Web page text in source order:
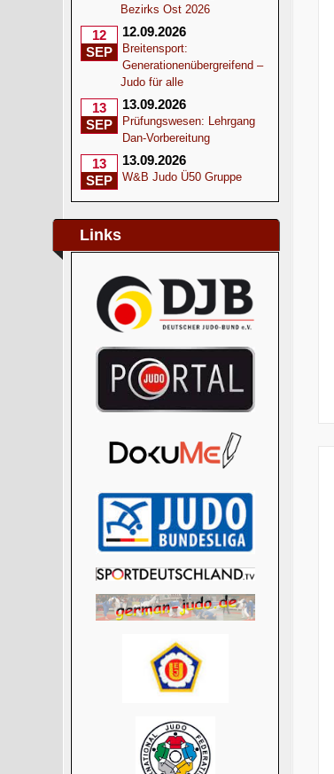
Bezirks Ost 2026
12
SEP
12.09.2026
Breitensport:
Generationenübergreifend –
Judo für alle
13
SEP
13.09.2026
Prüfungswesen: Lehrgang
Dan-Vorbereitung
13
SEP
13.09.2026
W&B Judo Ü50 Gruppe
Links